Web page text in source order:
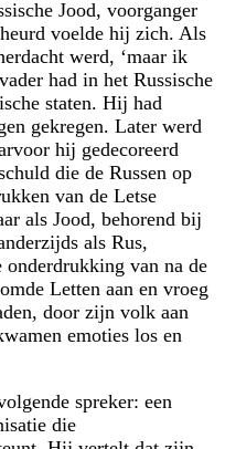
Jood, voorganger
voelde hij zich. Als
werd, ‘maar ik
had in het Russische
staten. Hij had
gekregen. Later werd
hij gedecoreerd
die de Russen op
van de Letse
als Jood, behorend bij
als Rus,
van na de
Letten aan en vroeg
door zijn volk aan
emoties los en
spreker: een
die